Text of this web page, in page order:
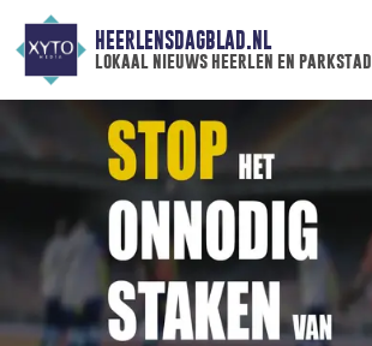
HEERLENSDAGBLAD.NL
lokaal nieuws heerlen en parkstad